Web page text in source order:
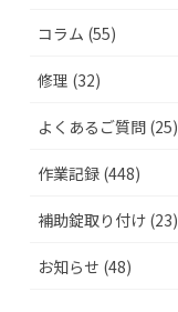
コラム (55)
修理 (32)
よくあるご質問 (25)
作業記録 (448)
補助錠取り付け (23)
お知らせ (48)